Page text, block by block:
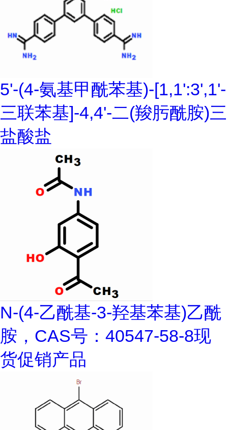
5'-(4-氨基甲酰苯基)-[1,1':3',1'-
三联苯基]-4,4'-二(羧肟酰胺)三
盐酸盐
N-(4-乙酰基-3-羟基苯基)乙酰
胺，CAS号：40547-58-8现
货促销产品